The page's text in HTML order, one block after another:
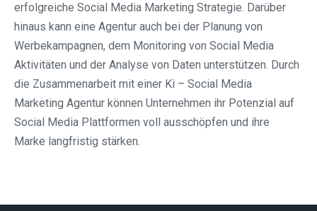
erfolgreiche Social Media Marketing Strategie. Darüber
hinaus kann eine Agentur auch bei der Planung von
Werbekampagnen, dem Monitoring von Social Media
Aktivitäten und der Analyse von Daten unterstützen. Durch
die Zusammenarbeit mit einer Ki – Social Media
Marketing Agentur können Unternehmen ihr Potenzial auf
Social Media Plattformen voll ausschöpfen und ihre
Marke langfristig stärken.